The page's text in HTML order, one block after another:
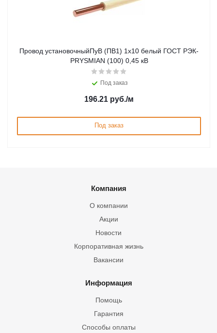
Провод установочныйПуВ (ПВ1) 1х10 белый ГОСТ РЭК-
PRYSMIAN (100) 0,45 кВ
Под заказ
196.21 руб./м
Под заказ
Компания
О компании
Акции
Новости
Корпоративная жизнь
Вакансии
Информация
Помощь
Гарантия
Способы оплаты